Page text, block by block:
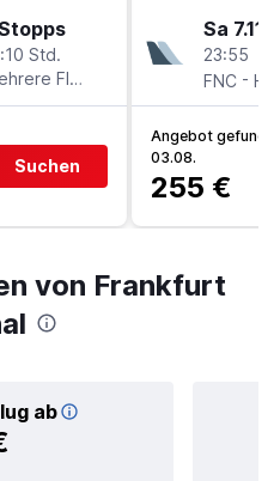
Std.
Fluglinien
Suchen
Sa 7.11.
23:55
FNC -
Angebot
03.08.
255 €
von Frankfurt
ab